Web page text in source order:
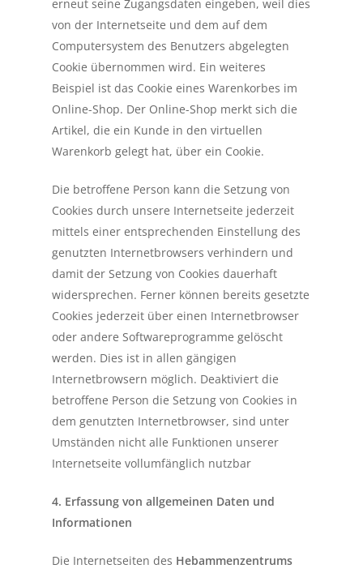
erneut seine Zugangsdaten eingeben, weil dies
von der Internetseite und dem auf dem
Computersystem des Benutzers abgelegten
Cookie übernommen wird. Ein weiteres
Beispiel ist das Cookie eines Warenkorbes im
Online-Shop. Der Online-Shop merkt sich die
Artikel, die ein Kunde in den virtuellen
Warenkorb gelegt hat, über ein Cookie.
Die betroffene Person kann die Setzung von
Cookies durch unsere Internetseite jederzeit
mittels einer entsprechenden Einstellung des
genutzten Internetbrowsers verhindern und
damit der Setzung von Cookies dauerhaft
widersprechen. Ferner können bereits gesetzte
Cookies jederzeit über einen Internetbrowser
oder andere Softwareprogramme gelöscht
werden. Dies ist in allen gängigen
Internetbrowsern möglich. Deaktiviert die
betroffene Person die Setzung von Cookies in
dem genutzten Internetbrowser, sind unter
Umständen nicht alle Funktionen unserer
Internetseite vollumfänglich nutzbar
4. Erfassung von allgemeinen Daten und
Informationen
Die Internetseiten des Hebammenzentrums